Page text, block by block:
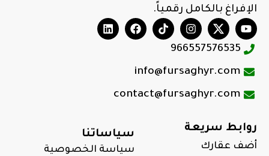
الإفراغ بالكامل رقمياً.
966557576535
info@fursaghyr.com
contact@fursaghyr.com
روابط سريعة
أضف عقارك
سياساتنا
سياسة الخصوصية